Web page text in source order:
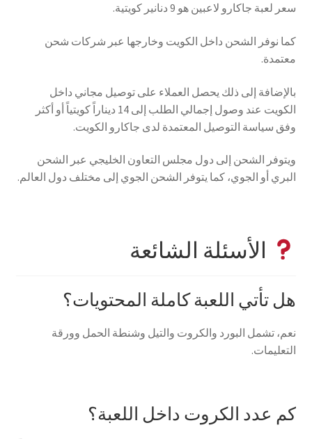
سعر لعبة جاكارو لاعبين هو 9 دنانير كويتية.
كما نوفر الشحن داخل الكويت وخارجها عبر شركات شحن
معتمدة.
بالإضافة إلى ذلك يحصل العملاء على توصيل مجاني داخل
الكويت عند وصول إجمالي الطلب إلى 14 ديناراً كويتياً أو أكثر
وفق سياسة التوصيل المعتمدة لدى جاكارو الكويت.
ويتوفر الشحن إلى دول مجلس التعاون الخليجي عبر الشحن
البري أو الجوي، كما يتوفر الشحن الجوي إلى مختلف دول العالم.
الأسئلة الشائعة
هل تأتي اللعبة كاملة المحتويات؟
نعم، تشمل البورد والكروت والتيل وشنطة الحمل وورقة
التعليمات.
كم عدد الكروت داخل اللعبة؟